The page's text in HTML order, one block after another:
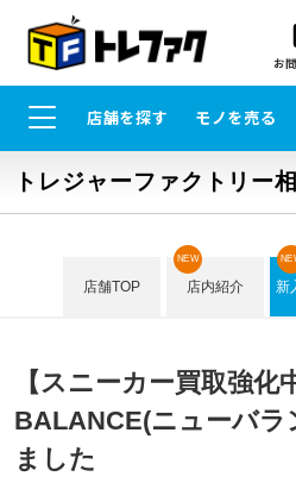
お
店舗を探す モノを売る
トレジャーファクトリー
店舗TOP 店内紹介
NEW
新
【スニーカー買取強化
BALANCE(ニューバラ
ました